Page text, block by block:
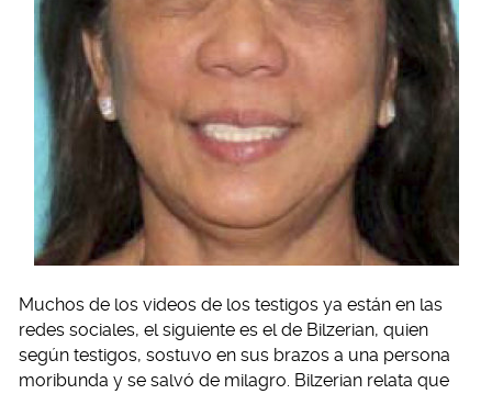
Muchos de los videos de los testigos ya están en las
redes sociales, el siguiente es el de Bilzerian, quien
según testigos, sostuvo en sus brazos a una persona
moribunda y se salvó de milagro. Bilzerian relata que